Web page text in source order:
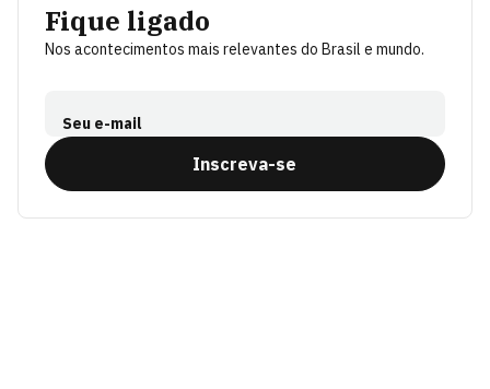
Fique ligado
Nos acontecimentos mais relevantes do Brasil e mundo.
Seu e-mail
Inscreva-se